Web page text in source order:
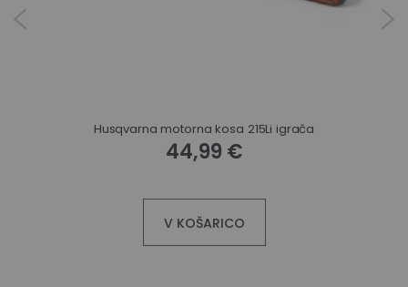
Husqvarna motorna kosa 215Li igrača
44,99 €
V KOŠARICO